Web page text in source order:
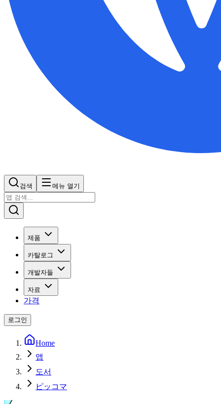
검색 메뉴 열기
제품
카탈로그
개발자들
자료
가격
로그인
Home
앱
도서
ピッコマ